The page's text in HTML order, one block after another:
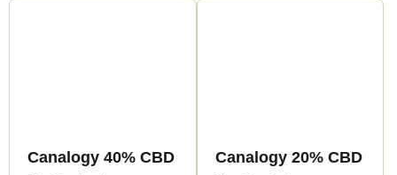
Canalogy 40% CBD OIL Canalogy 20% CBD OIL